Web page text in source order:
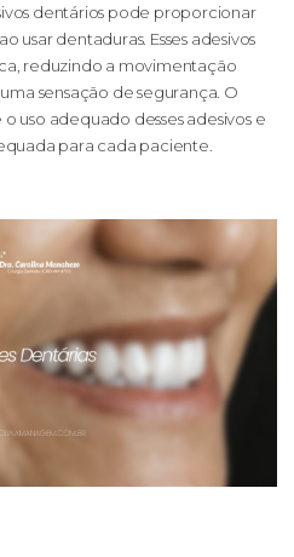
dentários pode proporcionar
usar dentaduras. Esses adesivos
reduzindo a movimentação
sensação de segurança. O
uso adequado desses adesivos e
para cada paciente.